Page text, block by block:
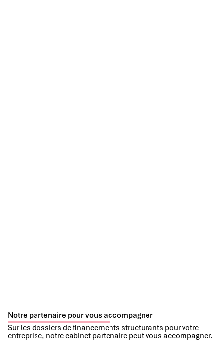
Notre partenaire pour vous accompagner
Sur les dossiers de financements structurants pour votre
entreprise, notre cabinet partenaire peut vous accompagner.